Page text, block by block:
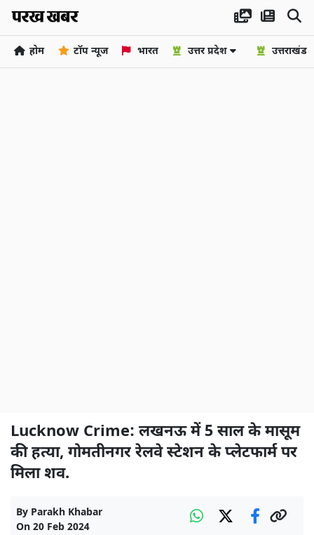
होम टॉप न्यूज भारत उत्तर प्रदेश उत्तराखंड
Lucknow Crime: लखनऊ में 5 साल के मासूम
की हत्या, गोमतीनगर रेलवे स्टेशन के प्लेटफार्म पर
मिला शव.
By Parakh Khabar
On 20 Feb 2024